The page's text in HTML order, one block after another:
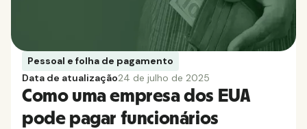
Pessoal e folha de pagamento
Data de atualização24 de julho de 2025
Como uma empresa dos EUA
pode pagar funcionários